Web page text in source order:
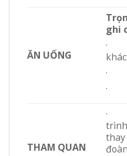
ĂN UỐNG
ghi
·
·
·
THAM QUAN
·